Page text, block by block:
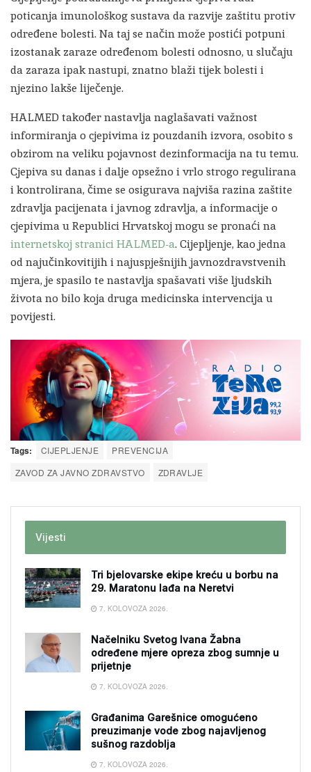
poticanja imunološkog sustava da razvije zaštitu protiv
određene bolesti. Na taj se način može postići potpuni
izostanak zaraze određenom bolesti odnosno, u slučaju
da zaraza ipak nastupi, znatno blaži tijek bolesti i
njezino lakše liječenje.
HALMED također nastavlja naglašavati važnost
informiranja o cjepivima iz pouzdanih izvora, osobito s
obzirom na veliku pojavnost dezinformacija na tu temu.
Cjepiva su danas i dalje opsežno i vrlo strogo regulirana
i kontrolirana, čime se osigurava najviša razina zaštite
zdravlja pacijenata i javnog zdravlja, a informacije o
cjepivima u Republici Hrvatskoj mogu se pronaći na
internetskoj stranici HALMED-a. Cijepljenje, kao jedna
od najučinkovitijih i najuspješnijih javnozdravstvenih
mjera, je spasilo te nastavlja spašavati više ljudskih
života no bilo koja druga medicinska intervencija u
povijesti.
Tags: CIJEPLJENJE
PREVENCIJA
ZAVOD ZA JAVNO ZDRAVSTVO
ZDRAVLJE
Vijesti
Tri bjelovarske ekipe kreću u borbu na
29. Maratonu lađa na Neretvi
7. KOLOVOZA 2026.
Načelniku Svetog Ivana Žabna
određene mjere opreza zbog sumnje u
prijetnje
7. KOLOVOZA 2026.
Građanima Garešnice omogućeno
preuzimanje vode zbog najavljenog
sušnog razdoblja
7. KOLOVOZA 2026.